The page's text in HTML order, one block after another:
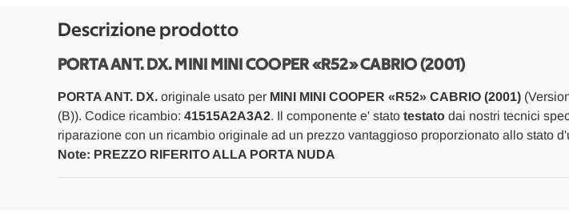
A
Descrizione prodotto
PORTA ANT. DX. MINI MINI COOPER «R52» CABRIO (2001)
PORTA ANT. DX.originale usato per MINI MINI COOPER «R52» CABRIO (2001)
(B)). Codice ricambio: 41515A2A3A2. Il componente e' stato testatodai nostri tecnici
riparazione con un ricambio originale ad un prezzo vantaggioso proporzionato allo stato
Note: PREZZO RIFERITO ALLA PORTA NUDA